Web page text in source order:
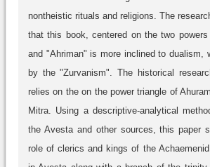
nontheistic rituals and religions. The
that this book, centered on the two
and "Ahriman" is more inclined to dualism,
by the "Zurvanism". The historical
relies on the on the power triangle of
Mitra. Using a descriptive-analytical
the Avesta and other sources, this paper
role of clerics and kings of the